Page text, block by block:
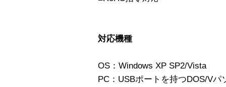
対応機種
OS：Windows XP SP2/Vista
PC：USBポートを持つDOS/V